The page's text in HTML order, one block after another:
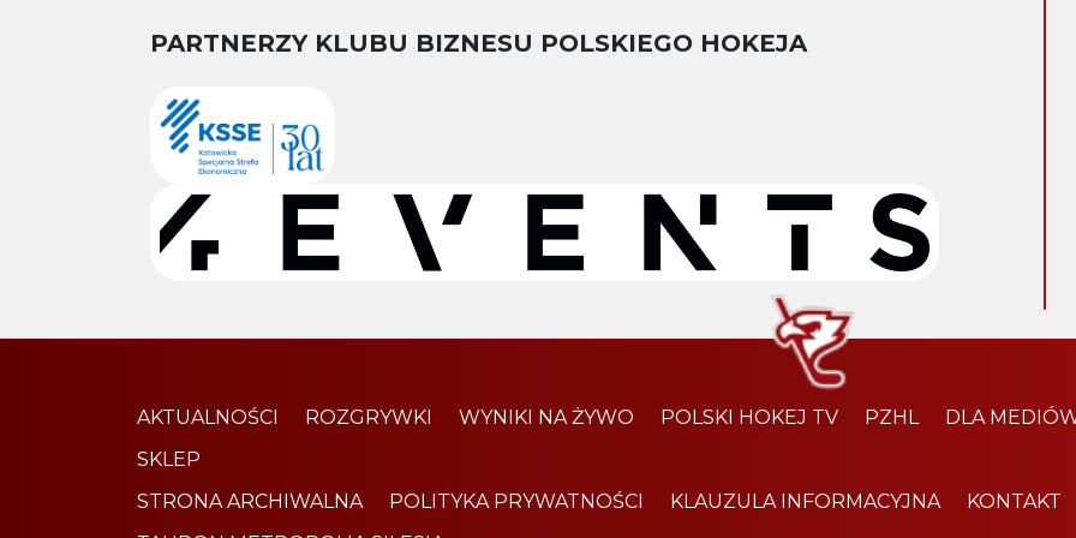
PARTNERZY KLUBU BIZNESU POLSKIEGO HOKEJA
AKTUALNOŚCI ROZGRYWKI WYNIKI NA ŻYWO POLSKI HOKEJ TV PZHL
DLA
SKLEP
STRONA ARCHIWALNA
POLITYKA PRYWATNOŚCI KLAUZULA INFORMACYJNA
KONTAKT